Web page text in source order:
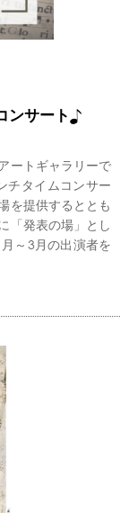
ンサート♪
ートギャラリーで
チタイムコンサー
を提供するととも
「発表の場」とし
～3月の出演者を